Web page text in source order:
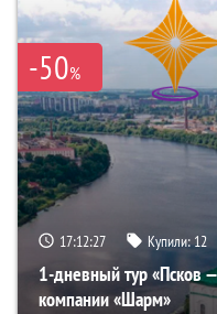
-50%
17:12:26 Купили:12
1-дневный тур «Псков
компании «Шарм»